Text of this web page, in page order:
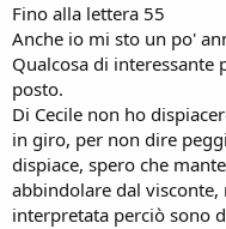
Fino alla lettera 55
Anche io mi sto un po'
Qualcosa di interessante
posto.
Di Cecile non ho
in giro, per non dire
dispiace, spero che
abbindolare dal visconte,
interpretata perciò sono